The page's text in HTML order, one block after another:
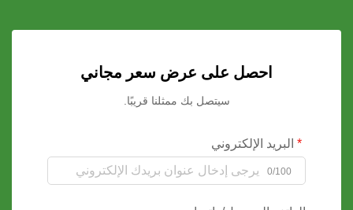
احصل على عرض سعر مجاني
سيتصل بك ممثلنا قريبًا.
البريد الإلكتروني
0/100